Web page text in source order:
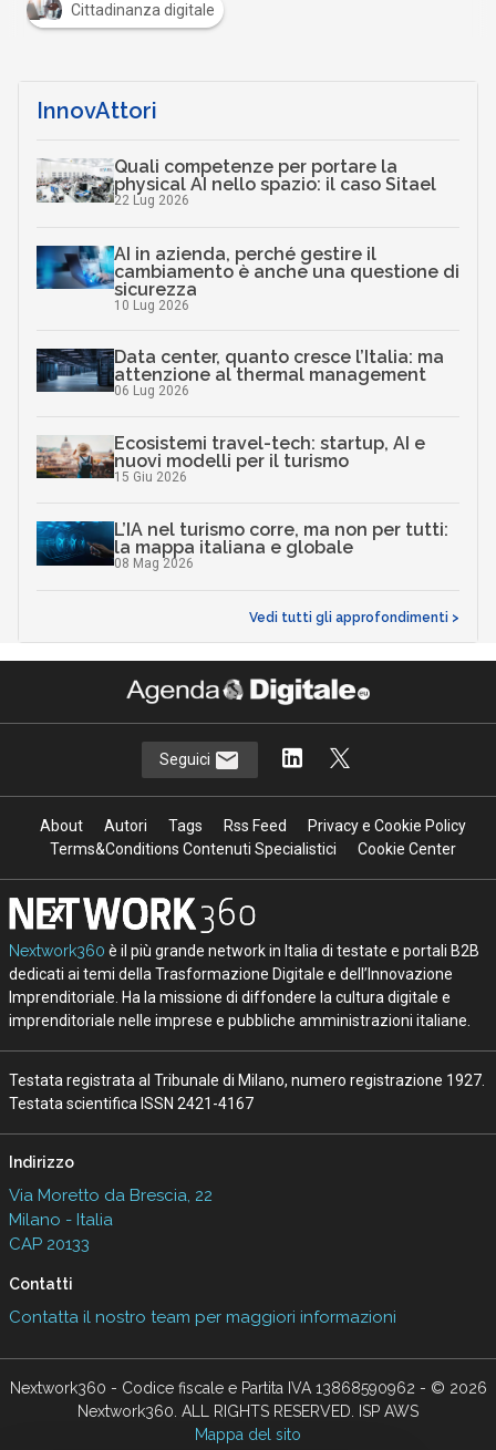
Cittadinanza digitale
InnovAttori
Quali competenze per portare la
physical AI nello spazio: il caso Sitael
22 Lug 2026
AI in azienda, perché gestire il
cambiamento è anche una questione di
sicurezza
10 Lug 2026
Data center, quanto cresce l’Italia: ma
attenzione al thermal management
06 Lug 2026
Ecosistemi travel-tech: startup, AI e
nuovi modelli per il turismo
15 Giu 2026
L’IA nel turismo corre, ma non per tutti:
la mappa italiana e globale
08 Mag 2026
Vedi tutti gli approfondimenti >
Seguici
About Autori Tags Rss Feed
Privacy e Cookie Policy
Terms&Conditions Contenuti Specialistici
Cookie Center
Nextwork360 è il più grande network in Italia di testate e portali B2B
dedicati ai temi della Trasformazione Digitale e dell’Innovazione
Imprenditoriale. Ha la missione di diffondere la cultura digitale e
imprenditoriale nelle imprese e pubbliche amministrazioni italiane.
Testata registrata al Tribunale di Milano, numero registrazione 1927.
Testata scientifica ISSN 2421-4167
Indirizzo
Via Moretto da Brescia, 22
Milano - Italia
CAP 20133
Contatti
Contatta il nostro team per maggiori informazioni
Nextwork360 - Codice fiscale e Partita IVA 13868590962 - © 2026
Nextwork360. ALL RIGHTS RESERVED. ISP AWS
Mappa del sito